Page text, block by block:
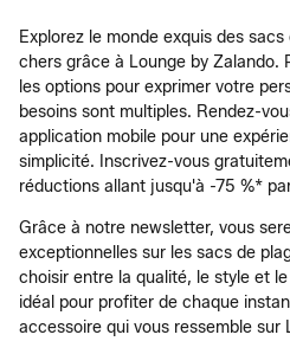
Explorez le monde exquis des
chers grâce à Lounge by Zalando.
les options pour exprimer votre
besoins sont multiples. Rendez-
application mobile pour une
simplicité. Inscrivez-vous
réductions allant jusqu'à -75 %*
Grâce à notre newsletter, vous
exceptionnelles sur les sacs de
choisir entre la qualité, le style et
idéal pour profiter de chaque
accessoire qui vous ressemble sur